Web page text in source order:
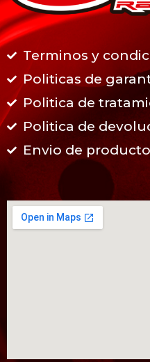
Terminos y
Politicas de
Politica de
Politica de
Envio de